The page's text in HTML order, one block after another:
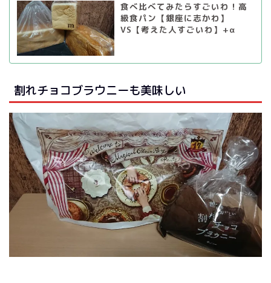
食べ比べてみたらすごいわ！高
級食パン【銀座に志かわ】
VS【考えた人すごいわ】+α
割れチョコブラウニーも美味しい